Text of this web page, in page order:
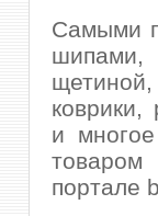
Самыми
шипами,
и
портале